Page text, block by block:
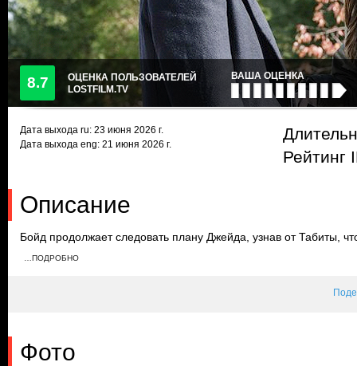
8.7
ОЦЕНКА ПОЛЬЗОВАТЕЛЕЙ
LOSTFILM.TV
ВАША ОЦЕНКА
Дата выхода ru: 23 июня 2026 г.
Дата выхода eng: 21 июня 2026 г.
Рейтинг
Описание
Бойд продолжает следовать плану Джейда, узнав от Табиты,
Открыв свою личность Кларе, София напоминает об их
…ПОДРОБНО
Фото